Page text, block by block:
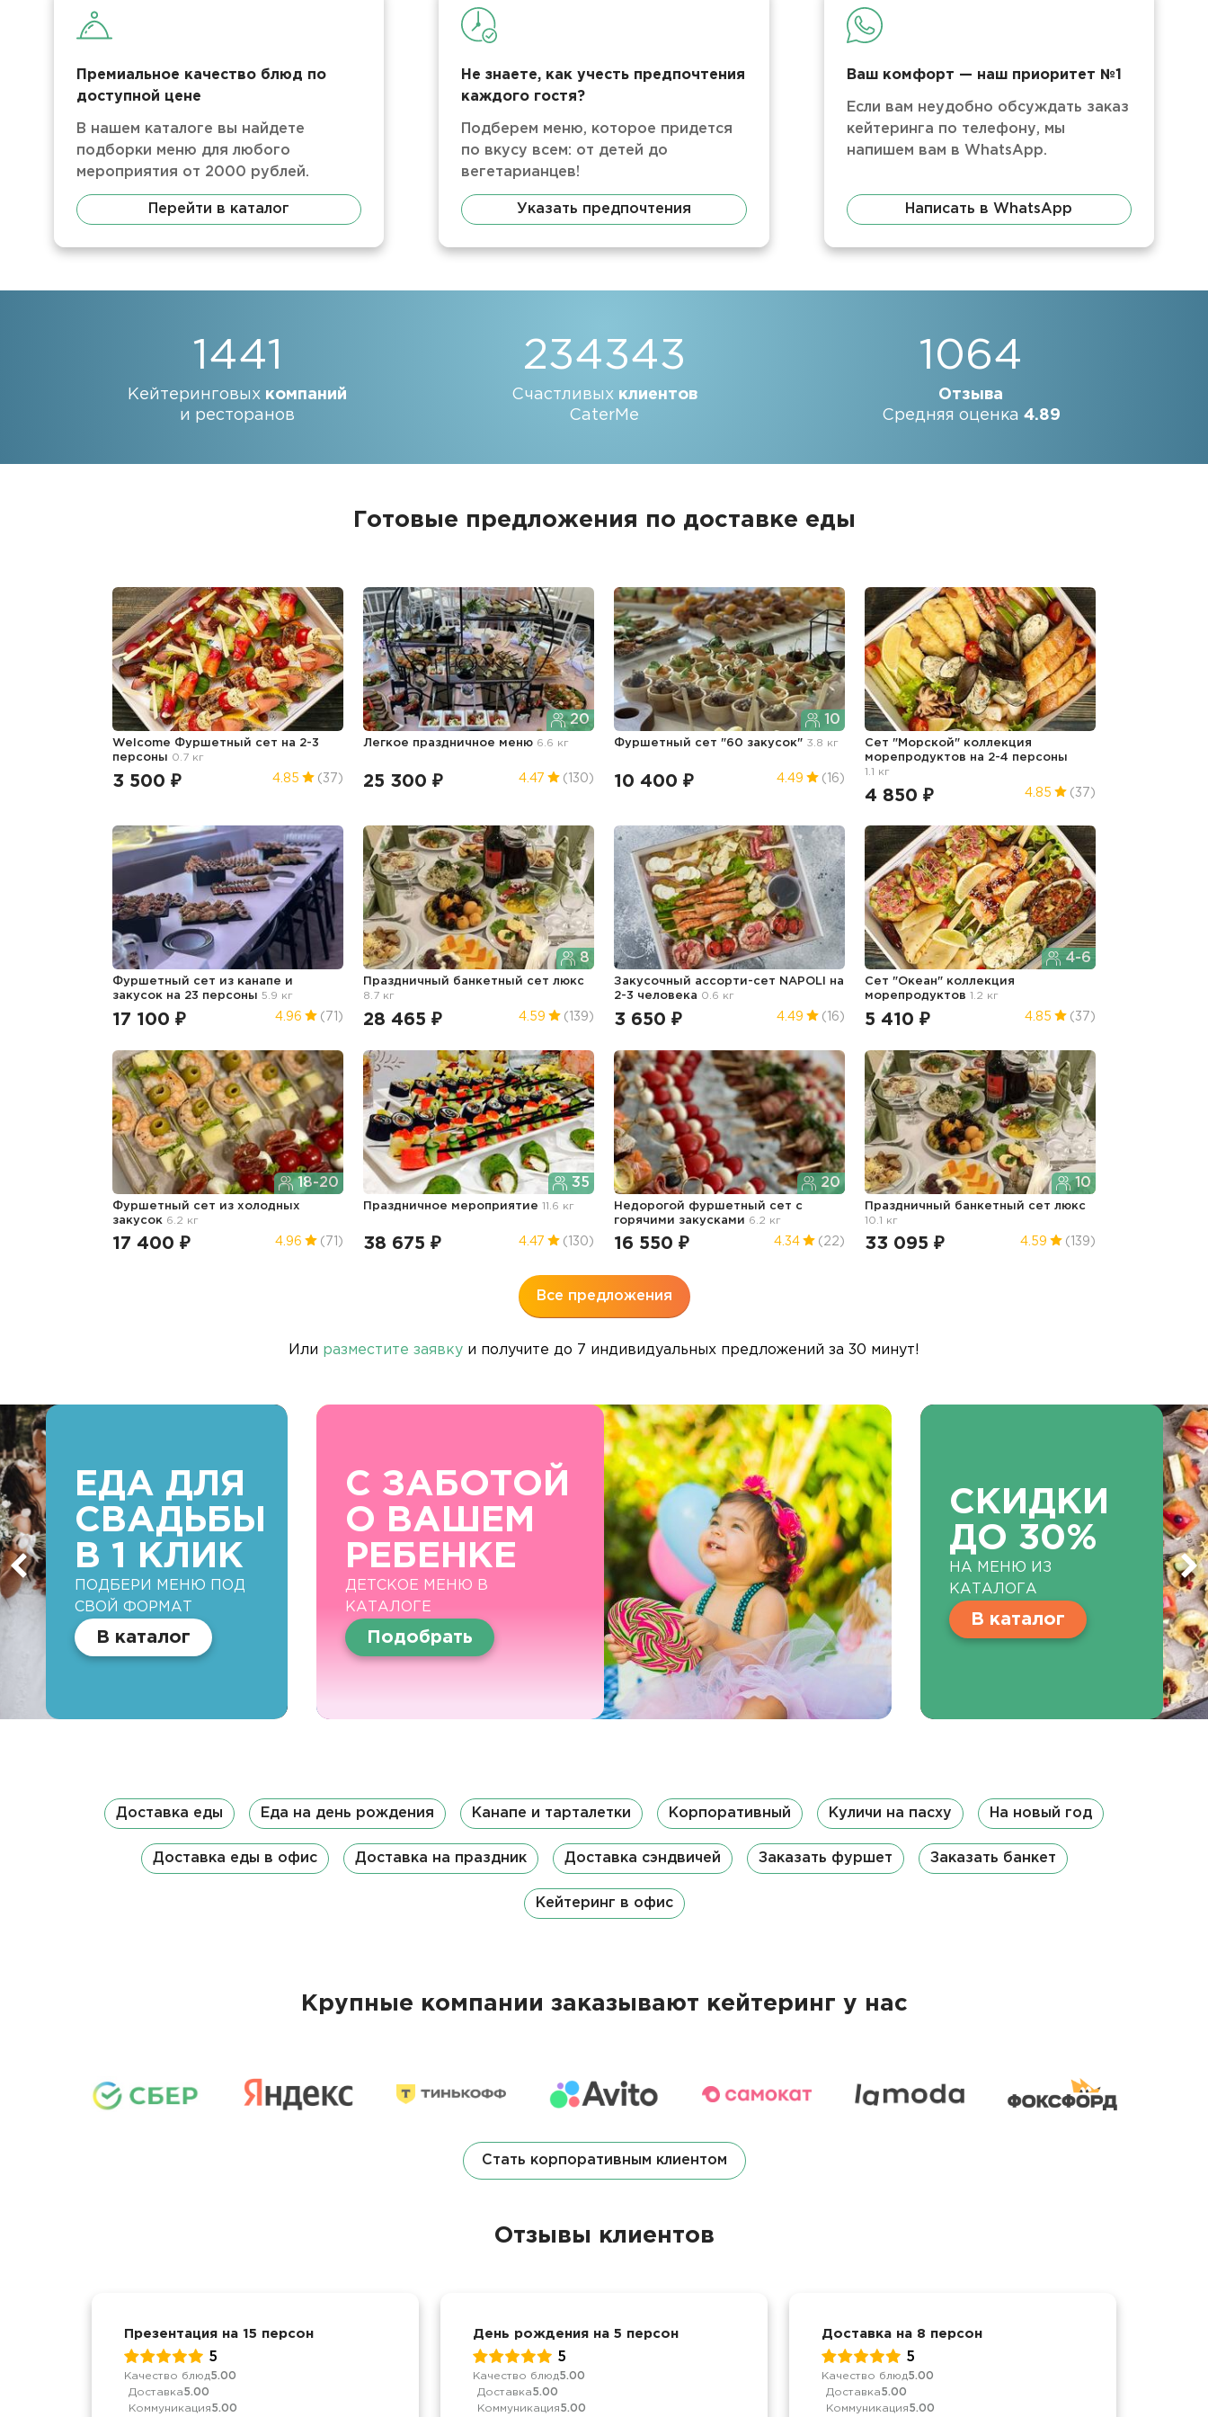
Премиальное качество блюд по
доступной цене
В нашем каталоге вы найдете
подборки меню для любого
мероприятия от 2000 рублей.
Перейти в каталог
Не знаете, как учесть предпочтения
каждого гостя?
Подберем меню, которое придется
по вкусу всем: от детей до
вегетарианцев!
Указать предпочтения
Ваш комфорт — наш приоритет №1
Если вам неудобно обсуждать заказ
кейтеринга по телефону, мы
напишем вам в WhatsApp.
Написать в WhatsApp
1441
Кейтеринговых компаний
и ресторанов
234343
Счастливых клиентов
CaterMe
1064
Отзыва
Средняя оценка 4.89
Готовые предложения по доставке еды
Welcome Фуршетный сет на 2-3
персоны 0.7 кг
3 500 ₽ 4.85 (37)
20
Легкое праздничное меню 6.6 кг
25 300 ₽ 4.47 (130)
10
Фуршетный сет "60 закусок" 3.8 кг
10 400 ₽ 4.49 (16)
Сет "Морской" коллекция
морепродуктов на 2-4 персоны
1.1 кг
4 850 ₽ 4.85 (37)
Фуршетный сет из канапе и
закусок на 23 персоны5.9 кг
17 100 ₽ 4.96 (71)
8
Праздничный банкетный сет люкс
8.7 кг
28 465 ₽ 4.59 (139)
Закусочный ассорти-сет NAPOLI на
2-3 человека 0.6 кг
3 650 ₽ 4.49 (16)
4-6
Сет "Океан" коллекция
морепродуктов
1.2 кг
5 410 ₽ 4.85 (37)
18-20
Фуршетный сет из холодных
закусок 6.2 кг
17 400 ₽ 4.96 (71)
35
Праздничное мероприятие11.6 кг
38 675 ₽ 4.47 (130)
20
Недорогой фуршетный сет с
горячими закусками 6.2 кг
16 550 ₽ 4.34 (22)
10
Праздничный банкетный сет люкс
10.1 кг
33 095 ₽ 4.59 (139)
Все предложения
Или разместите заявку и получите до 7 индивидуальных предложений за 30 минут!
ЕДА ДЛЯ
СВАДЬБЫ
В 1 КЛИК
ПОДБЕРИ МЕНЮ ПОД
СВОЙ ФОРМАТ
В каталог
С ЗАБОТОЙ
О ВАШЕМ
РЕБЕНКЕ
ДЕТСКОЕ МЕНЮ В
КАТАЛОГЕ
Подобрать
СКИДКИ
ДО 30%
НА МЕНЮ ИЗ
КАТАЛОГА
В каталог
Доставка еды Еда на день рождения Канапе и тарталетки Корпоративный Куличи на пасху На новый год
Доставка еды в офис Доставка на праздник Доставка сэндвичей Заказать фуршет Заказать банкет
Кейтеринг в офис
Крупные компании заказывают кейтеринг у нас
Стать корпоративным клиентом
Отзывы клиентов
Презентация на 15 персон
5
Качество блюд5.00
Доставка5.00
Коммуникация5.00
День рождения на 5 персон
5
Качество блюд5.00
Доставка5.00
Коммуникация5.00
Доставка на 8 персон
5
Качество блюд5.00
Доставка5.00
Коммуникация5.00